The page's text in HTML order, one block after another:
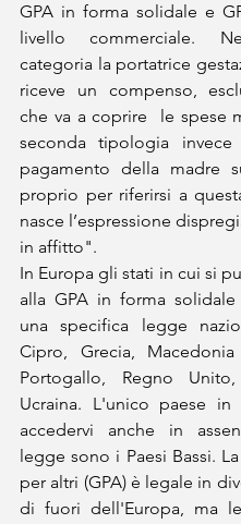
GPA in forma solidale e
livello commerciale.
categoria la portatrice
riceve un compenso,
che va a coprire  le spese
seconda tipologia
pagamento della madre
proprio per riferirsi a
nasce l’espressione
in affitto".
In Europa gli stati in cui si
alla GPA in forma
una specifica legge
Cipro, Grecia,
Portogallo, Regno
Ucraina. L'unico paese
accedervi anche in
legge sono i Paesi Bassi.
per altri (GPA) è legale in
di fuori dell'Europa, ma